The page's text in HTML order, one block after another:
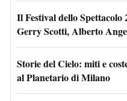
Il Festival dello
Gerry Scotti, Alberto
Storie del Cielo: miti e
al Planetario di Milano